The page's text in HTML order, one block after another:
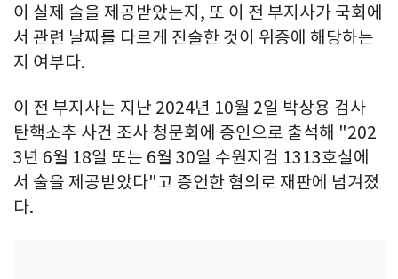
이 실제 술을 제공받았는지, 또 이 전 부지사가 국회에
서 관련 날짜를 다르게 진술한 것이 위증에 해당하는
지 여부다.
이 전 부지사는 지난 2024년 10월 2일 박상용 검사
탄핵소추 사건 조사 청문회에 증인으로 출석해 "202
3년 6월 18일 또는 6월 30일 수원지검 1313호실에
서 술을 제공받았다"고 증언한 혐의로 재판에 넘겨졌
다.